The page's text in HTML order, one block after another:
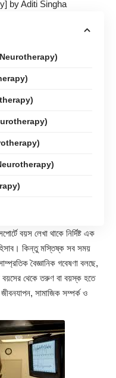
byAditi Singha
(Neurotherapy)
(Neurotherapy)
বয়স লেখা থাকে নির্দিষ্ট এক
কিন্তু মস্তিষ্ক সব সময়
বৈজ্ঞানিক গবেষণা বলছে,
থেকে তরুণ বা বয়স্ক হতে
সামাজিক সম্পর্ক ও